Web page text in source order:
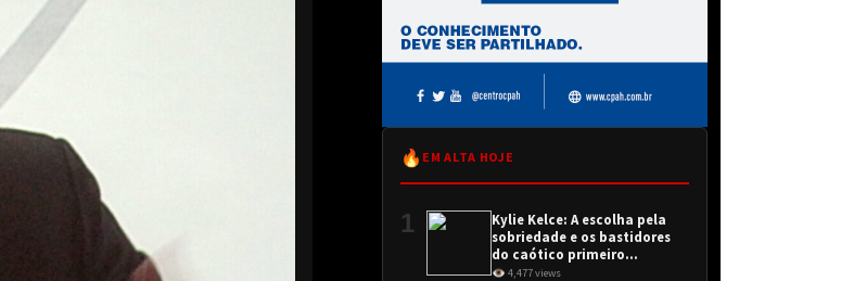
🔥 EM ALTA HOJE
1
Kylie Kelce: A escolha pela
sobriedade e os bastidores
do caótico primeiro
encontro
👁 4,477 views